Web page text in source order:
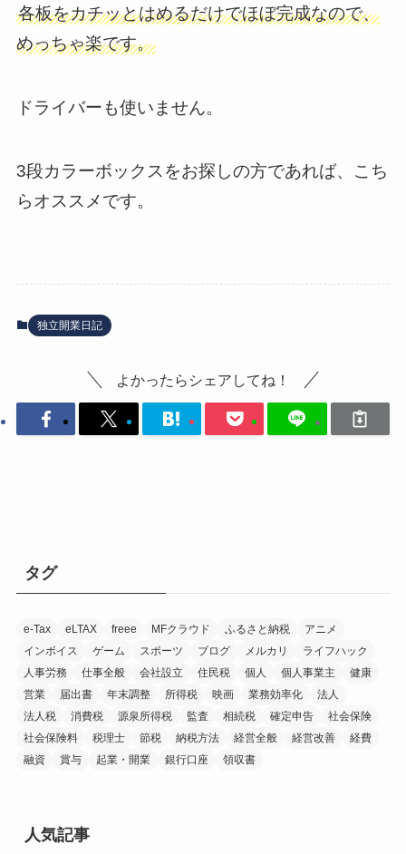
各板をカチッとはめるだけでほぼ完成なので、
めっちゃ楽です。
ドライバーも使いません。
3段カラーボックスをお探しの方であれば、こち
らオススメです。
独立開業日記
よかったらシェアしてね！
タグ
e-Tax eLTAX freee MFクラウド ふるさと納税
アニメ
インボイス
ゲーム スポーツ ブログ メルカリ
ライフハック
人事労務
仕事全般 会社設立 住民税 個人 個人事業主
健康
営業
届出書 年末調整 所得税 映画 業務効率化
法人
法人税
消費税 源泉所得税 監査 相続税 確定申告
社会保険
社会保険料
税理士 節税 納税方法 経営全般 経営改善
経費
融資
賞与 起業・開業 銀行口座 領収書
人気記事